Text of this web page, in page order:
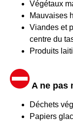
Végétaux
Mauvaises
Viandes et
centre du
Produits
A ne pas
Déchets
Papiers